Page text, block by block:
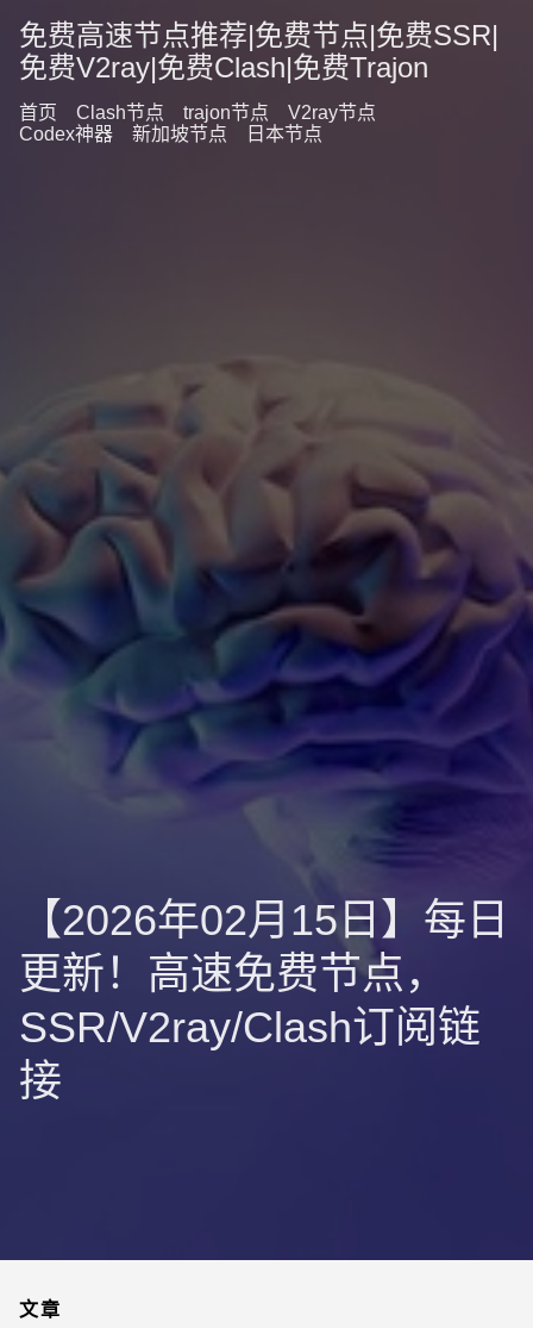
免费高速节点推荐|免费节点|免费SSR|
免费V2ray|免费Clash|免费Trajon
首页 Clash节点 trajon节点
V2ray节点
Codex神器
新加坡节点 日本节点
【2026年02月15日】每日
更新！高速免费节点，
SSR/V2ray/Clash订阅链
接
文章